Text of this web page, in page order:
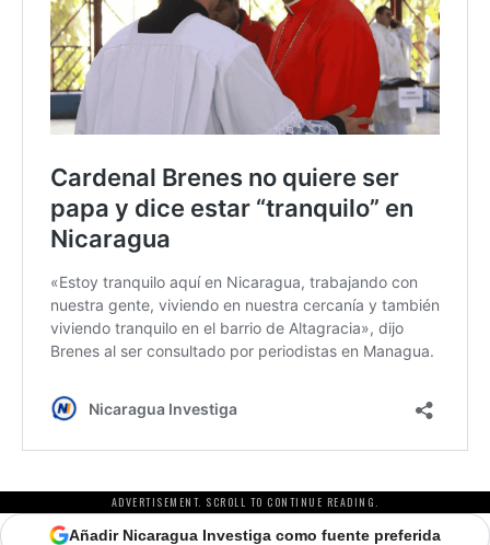
ADVERTISEMENT. SCROLL TO CONTINUE READING.
Añadir Nicaragua Investiga como fuente preferida